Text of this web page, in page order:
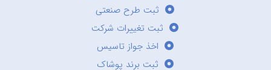
ثبت طرح صنعتی
ثبت تغییرات شرکت
اخذ جواز تاسیس
ثبت برند پوشاک